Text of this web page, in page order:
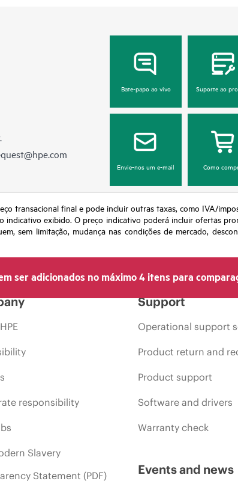
Bate-papo ao vivo Suporte ao
Envie-nos um e-mail Como
transacional final e pode incluir outras taxas, como IVA/
indicativo exibido. O preço indicativo poderá incluir ofertas
sem limitação, mudança nas condições de mercado,
ser adicionados no máximo 4 itens para
responsibility
Slavery
Statement (PDF)
Support
Operational support
Product return and
Product support
Software and drivers
Warranty check
Events and news